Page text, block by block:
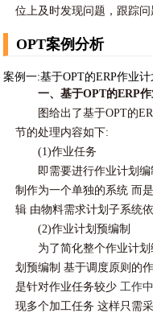
位上及时发现问题，跟踪问
OPT案例分析
案例一:基于OPT的ERP作业
一、基于OPT的ERP
图给出了基于OPT的
节的处理内容如下:
(1)作业任务
即需要进行作业计划编
制作为一个单独的系统 而
辑 由物料需求计划子系统
(2)作业计划预编制
为了简化整个作业计划
划预编制 基于调度原则的
是针对作业任务较少 工作
现多个加工任务 这样只需